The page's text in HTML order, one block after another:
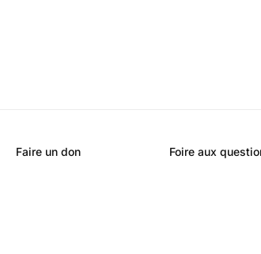
Faire un don Foire aux